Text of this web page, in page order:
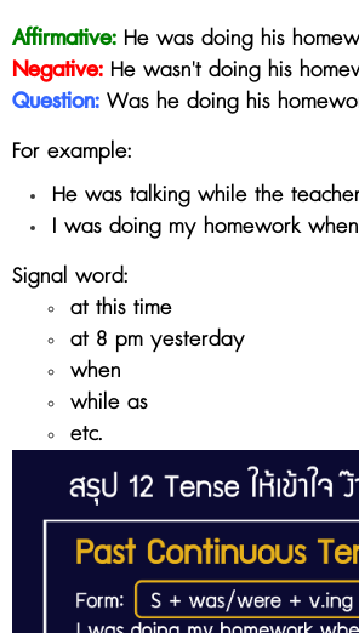
Affirmative: He was doing his
Negative: He wasn't doing his
Question: Was he doing his
For example:
He was talking while the
I was doing my homework
Signal word:
at this time
at 8 pm yesterday
when
while as
etc.